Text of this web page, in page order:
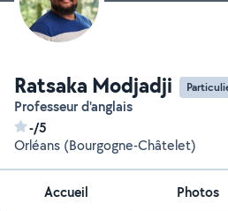
Ratsaka Modjadji
Professeur d'anglais
-/5
Orléans (Bourgogne-Châtelet)
Accueil Photos